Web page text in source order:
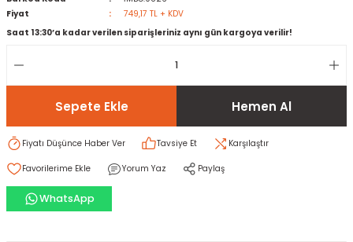
& PANEL
Fiyat
749,17 TL + KDV
Saat 13:30’a kadar verilen siparişleriniz aynı gün kargoya verilir!
Sepete Ekle Hemen Al
Fiyatı Düşünce Haber Ver Tavsiye Et Karşılaştır
Yorum Yaz Paylaş
WhatsApp